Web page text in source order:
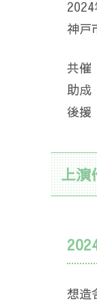
神戸
共催
助成
後援
上演
想造